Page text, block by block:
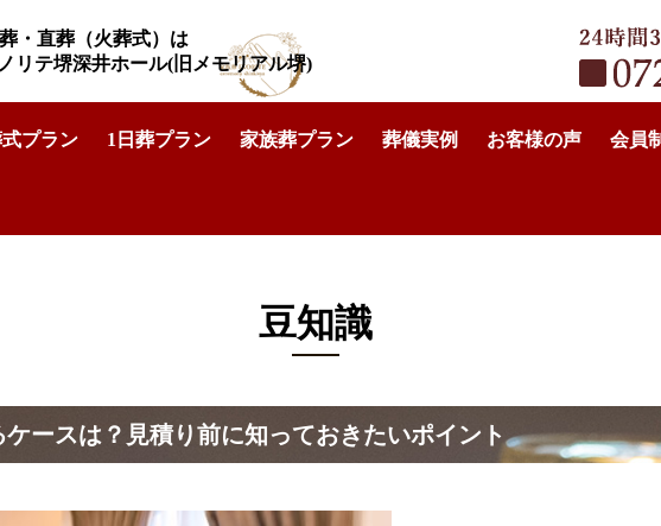
・直葬（火葬式）は
リテ堺深井ホール(旧メモリアル堺)
プラン 1日葬プラン 家族葬プラン 葬儀実例 お客様の声 会員
豆知識
ースは？見積り前に知っておきたいポイント